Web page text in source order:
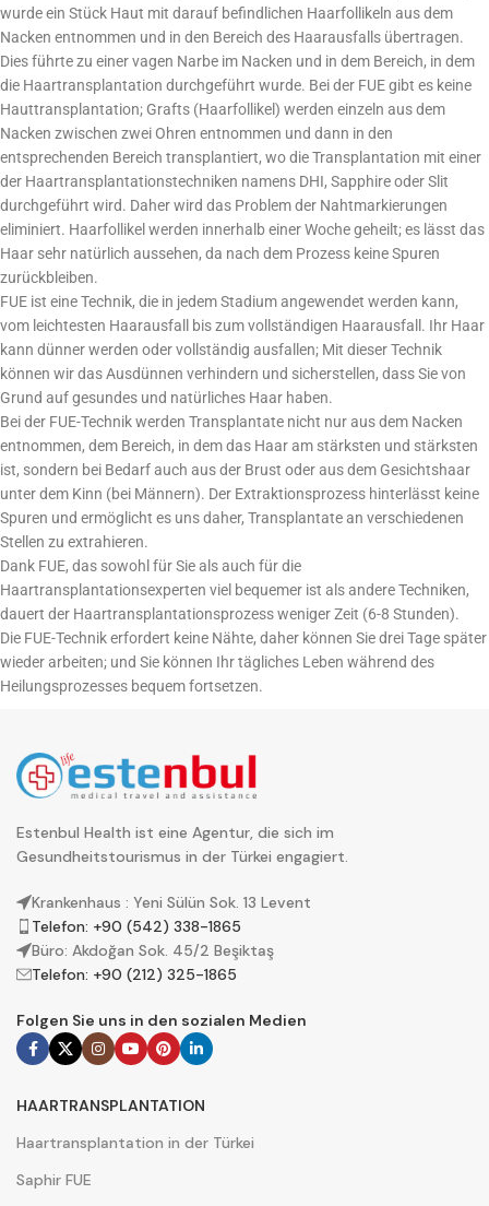
wurde ein Stück Haut mit darauf befindlichen Haarfollikeln aus dem
Nacken entnommen und in den Bereich des Haarausfalls übertragen.
Dies führte zu einer vagen Narbe im Nacken und in dem Bereich, in dem
die Haartransplantation durchgeführt wurde. Bei der FUE gibt es keine
Hauttransplantation; Grafts (Haarfollikel) werden einzeln aus dem
Nacken zwischen zwei Ohren entnommen und dann in den
entsprechenden Bereich transplantiert, wo die Transplantation mit einer
der Haartransplantationstechniken namens DHI, Sapphire oder Slit
durchgeführt wird. Daher wird das Problem der Nahtmarkierungen
eliminiert. Haarfollikel werden innerhalb einer Woche geheilt; es lässt das
Haar sehr natürlich aussehen, da nach dem Prozess keine Spuren
zurückbleiben.
FUE ist eine Technik, die in jedem Stadium angewendet werden kann,
vom leichtesten Haarausfall bis zum vollständigen Haarausfall. Ihr Haar
kann dünner werden oder vollständig ausfallen; Mit dieser Technik
können wir das Ausdünnen verhindern und sicherstellen, dass Sie von
Grund auf gesundes und natürliches Haar haben.
Bei der FUE-Technik werden Transplantate nicht nur aus dem Nacken
entnommen, dem Bereich, in dem das Haar am stärksten und stärksten
ist, sondern bei Bedarf auch aus der Brust oder aus dem Gesichtshaar
unter dem Kinn (bei Männern). Der Extraktionsprozess hinterlässt keine
Spuren und ermöglicht es uns daher, Transplantate an verschiedenen
Stellen zu extrahieren.
Dank FUE, das sowohl für Sie als auch für die
Haartransplantationsexperten viel bequemer ist als andere Techniken,
dauert der Haartransplantationsprozess weniger Zeit (6-8 Stunden).
Die FUE-Technik erfordert keine Nähte, daher können Sie drei Tage später
wieder arbeiten; und Sie können Ihr tägliches Leben während des
Heilungsprozesses bequem fortsetzen.
Estenbul Health ist eine Agentur, die sich im
Gesundheitstourismus in der Türkei engagiert.
Krankenhaus : Yeni Sülün Sok. 13 Levent
Telefon: +90 (542) 338-1865
Büro: Akdoğan Sok. 45/2 Beşiktaş
Telefon: +90 (212) 325-1865
Folgen Sie uns in den sozialen Medien
HAARTRANSPLANTATION
Haartransplantation in der Türkei
Saphir FUE